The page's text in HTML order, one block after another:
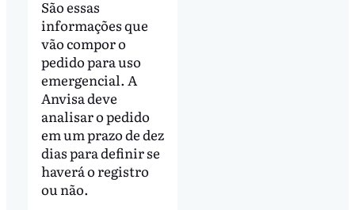
São essas
informações que
vão compor o
pedido para uso
emergencial. A
Anvisa deve
analisar o pedido
em um prazo de dez
dias para definir se
haverá o registro
ou não.